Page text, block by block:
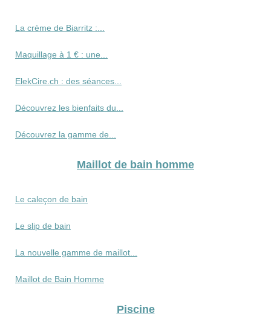
La crème de Biarritz :...
Maquillage à 1 € : une...
ElekCire.ch : des séances...
Découvrez les bienfaits du...
Découvrez la gamme de...
Maillot de bain homme
Le caleçon de bain
Le slip de bain
La nouvelle gamme de maillot...
Maillot de Bain Homme
Piscine